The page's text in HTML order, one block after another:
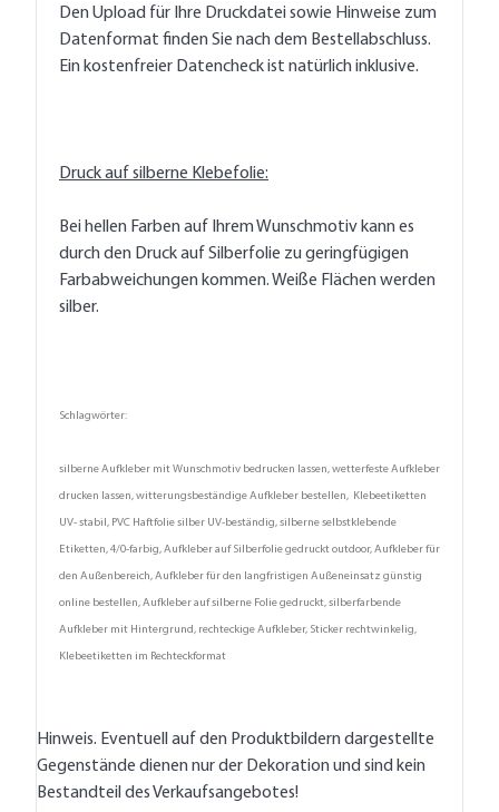
Den Upload für Ihre Druckdatei sowie Hinweise zum
Datenformat finden Sie nach dem Bestellabschluss.
Ein kostenfreier Datencheck ist natürlich inklusive.
Druck auf silberne Klebefolie:
Bei hellen Farben auf Ihrem Wunschmotiv kann es
durch den Druck auf Silberfolie zu geringfügigen
Farbabweichungen kommen. Weiße Flächen werden
silber.
Schlagwörter:
silberne Aufkleber mit Wunschmotiv bedrucken lassen, wetterfeste Aufkleber
drucken lassen, witterungsbeständige Aufkleber bestellen, Klebeetiketten
UV- stabil, PVC Haftfolie silber UV-beständig, silberne selbstklebende
Etiketten, 4/0-farbig, Aufkleber auf Silberfolie gedruckt outdoor, Aufkleber für
den Außenbereich, Aufkleber für den langfristigen Außeneinsatz günstig
online bestellen, Aufkleber auf silberne Folie gedruckt, silberfarbende
Aufkleber mit Hintergrund, rechteckige Aufkleber, Sticker rechtwinkelig,
Klebeetiketten im Rechteckformat
Hinweis. Eventuell auf den Produktbildern dargestellte
Gegenstände dienen nur der Dekoration und sind kein
Bestandteil des Verkaufsangebotes!